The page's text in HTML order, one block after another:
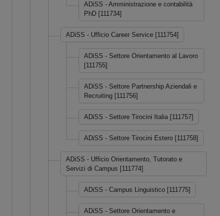
ADiSS - Amministrazione e contabilità
PhD [111734]
ADiSS - Ufficio Career Service [111754]
ADiSS - Settore Orientamento al Lavoro
[111755]
ADiSS - Settore Partnership Aziendali e
Recruiting [111756]
ADiSS - Settore Tirocini Italia [111757]
ADiSS - Settore Tirocini Estero [111758]
ADiSS - Ufficio Orientamento, Tutorato e
Servizi di Campus [111774]
ADiSS - Campus Linguistico [111775]
ADiSS - Settore Orientamento e